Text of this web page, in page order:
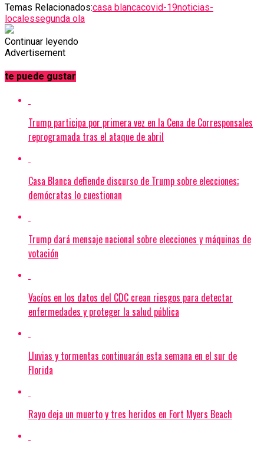
Temas Relacionados:casa blancacovid-19noticias-
localessegunda ola
Continuar leyendo
Advertisement
te puede gustar
Trump participa por primera vez en la Cena de Corresponsales
reprogramada tras el ataque de abril
Casa Blanca defiende discurso de Trump sobre elecciones;
demócratas lo cuestionan
Trump dará mensaje nacional sobre elecciones y máquinas de
votación
Vacíos en los datos del CDC crean riesgos para detectar
enfermedades y proteger la salud pública
Lluvias y tormentas continuarán esta semana en el sur de
Florida
Rayo deja un muerto y tres heridos en Fort Myers Beach